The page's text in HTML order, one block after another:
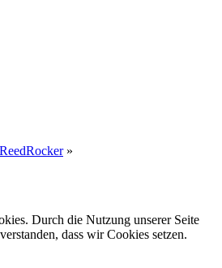
»
Durch die Nutzung unserer Seite
dass wir Cookies setzen.